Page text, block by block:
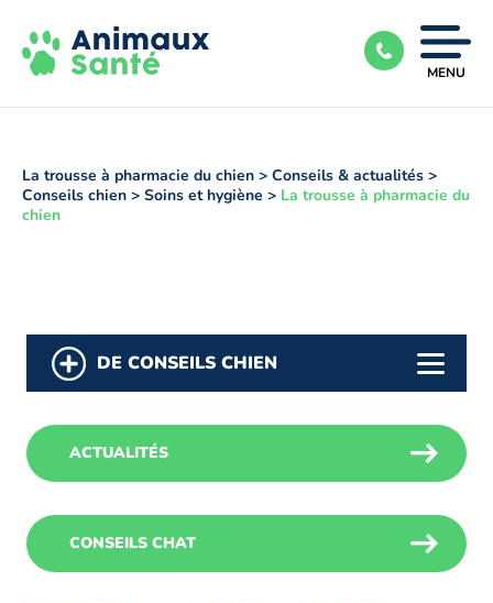
Ouvrir
MENU
La trousse à pharmacie du chien > Conseils & actualités >
Conseils chien > Soins et hygiène > La trousse à pharmacie du
chien
DE CONSEILS CHIEN
ACTUALITÉS
CONSEILS CHAT